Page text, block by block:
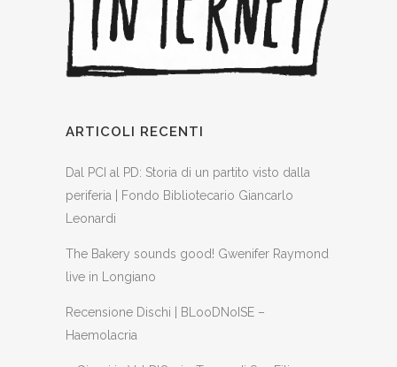
ARTICOLI RECENTI
Dal PCI al PD: Storia di un partito visto dalla
periferia | Fondo Bibliotecario Giancarlo
Leonardi
The Bakery sounds good! Gwenifer Raymond
live in Longiano
Recensione Dischi | BLooDNoISE –
Haemolacria